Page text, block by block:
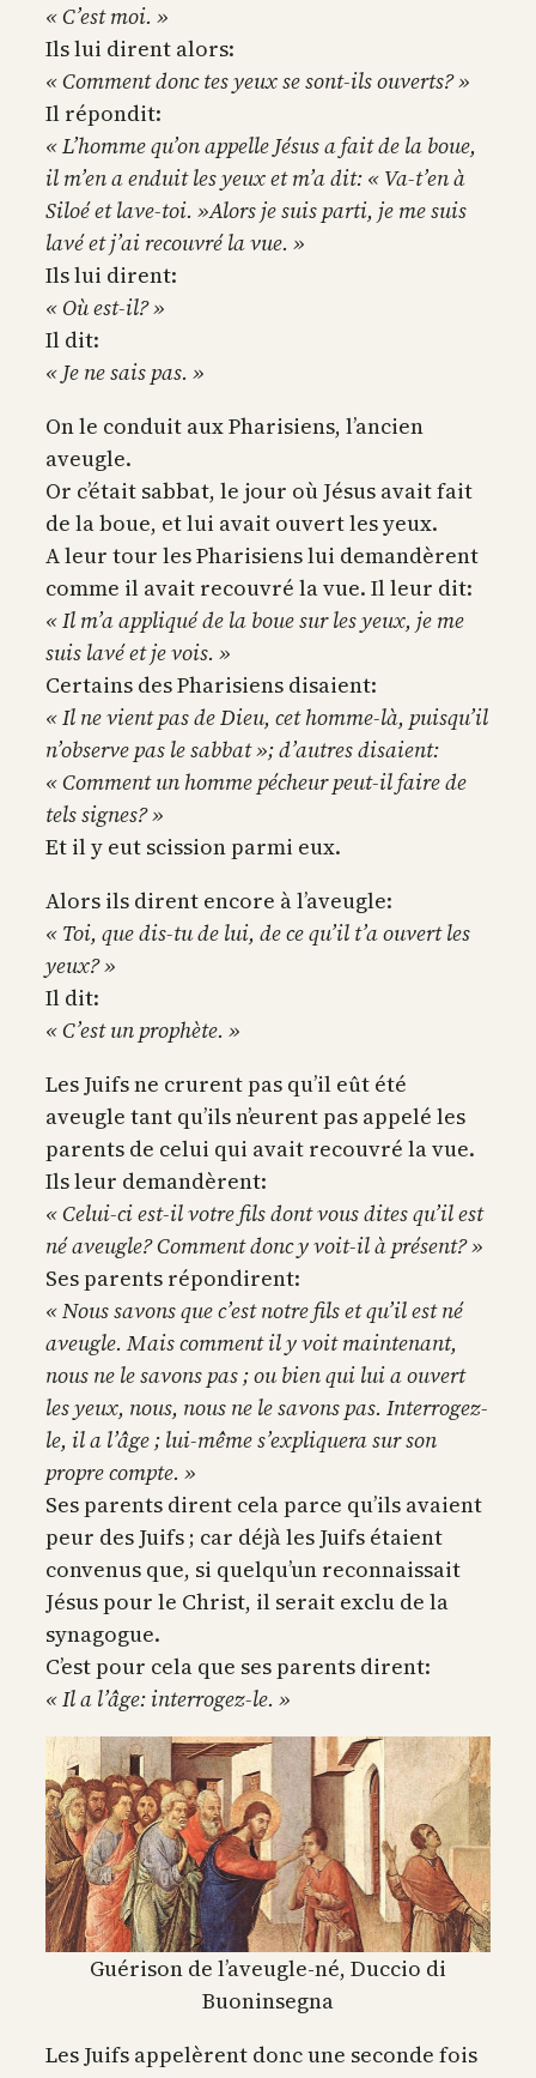
« C’est moi. »
Ils lui dirent alors:
« Comment donc tes yeux se sont-ils ouverts? »
Il répondit:
« L’homme qu’on appelle Jésus a fait de la boue,
il m’en a enduit les yeux et m’a dit: « Va-t’en à
Siloé et lave-toi. »Alors je suis parti, je me suis
lavé et j’ai recouvré la vue. »
Ils lui dirent:
« Où est-il? »
Il dit:
« Je ne sais pas. »
On le conduit aux Pharisiens, l’ancien
aveugle.
Or c’était sabbat, le jour où Jésus avait fait
de la boue, et lui avait ouvert les yeux.
A leur tour les Pharisiens lui demandèrent
comme il avait recouvré la vue. Il leur dit:
« Il m’a appliqué de la boue sur les yeux, je me
suis lavé et je vois. »
Certains des Pharisiens disaient:
« Il ne vient pas de Dieu, cet homme-là, puisqu’il
n’observe pas le sabbat »; d’autres disaient:
« Comment un homme pécheur peut-il faire de
tels signes? »
Et il y eut scission parmi eux.
Alors ils dirent encore à l’aveugle:
« Toi, que dis-tu de lui, de ce qu’il t’a ouvert les
yeux? »
Il dit:
« C’est un prophète. »
Les Juifs ne crurent pas qu’il eût été
aveugle tant qu’ils n’eurent pas appelé les
parents de celui qui avait recouvré la vue.
Ils leur demandèrent:
« Celui-ci est-il votre fils dont vous dites qu’il est
né aveugle? Comment donc y voit-il à présent? »
Ses parents répondirent:
« Nous savons que c’est notre fils et qu’il est né
aveugle. Mais comment il y voit maintenant,
nous ne le savons pas ; ou bien qui lui a ouvert
les yeux, nous, nous ne le savons pas. Interrogez-
le, il a l’âge ; lui-même s’expliquera sur son
propre compte. »
Ses parents dirent cela parce qu’ils avaient
peur des Juifs ; car déjà les Juifs étaient
convenus que, si quelqu’un reconnaissait
Jésus pour le Christ, il serait exclu de la
synagogue.
C’est pour cela que ses parents dirent:
« Il a l’âge: interrogez-le. »
Guérison de l’aveugle-né, Duccio di
Buoninsegna
Les Juifs appelèrent donc une seconde fois